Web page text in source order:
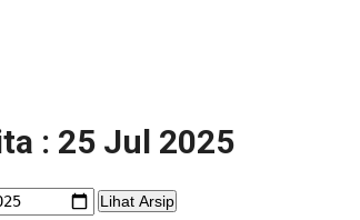
: 25 Jul 2025
Lihat Arsip